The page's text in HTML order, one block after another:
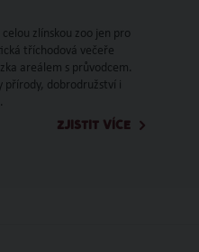
zlínskou zoo jen pro
tříchodová večeře
areálem s průvodcem.
přírody, dobrodružství i
ZJISTIT VÍCE